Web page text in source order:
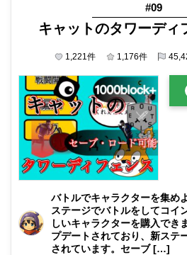
#09
キャットのタワーディ
1,221 件 1,176件
バトルでキャラクターを集め
ステージでバトルをしてコイ
しいキャラクターを購入でき
プデートされており、新ステ
されています。セーブ […]